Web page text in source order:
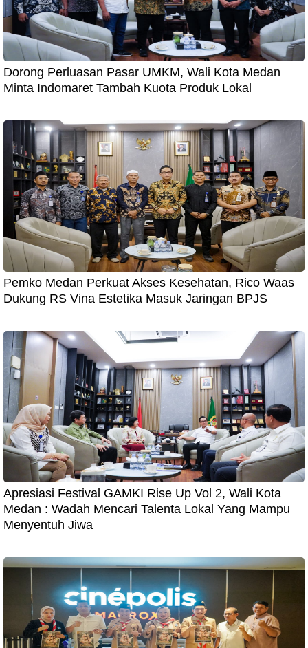
Dorong Perluasan Pasar UMKM, Wali Kota Medan
Minta Indomaret Tambah Kuota Produk Lokal
Pemko Medan Perkuat Akses Kesehatan, Rico Waas
Dukung RS Vina Estetika Masuk Jaringan BPJS
Apresiasi Festival GAMKI Rise Up Vol 2, Wali Kota
Medan : Wadah Mencari Talenta Lokal Yang Mampu
Menyentuh Jiwa